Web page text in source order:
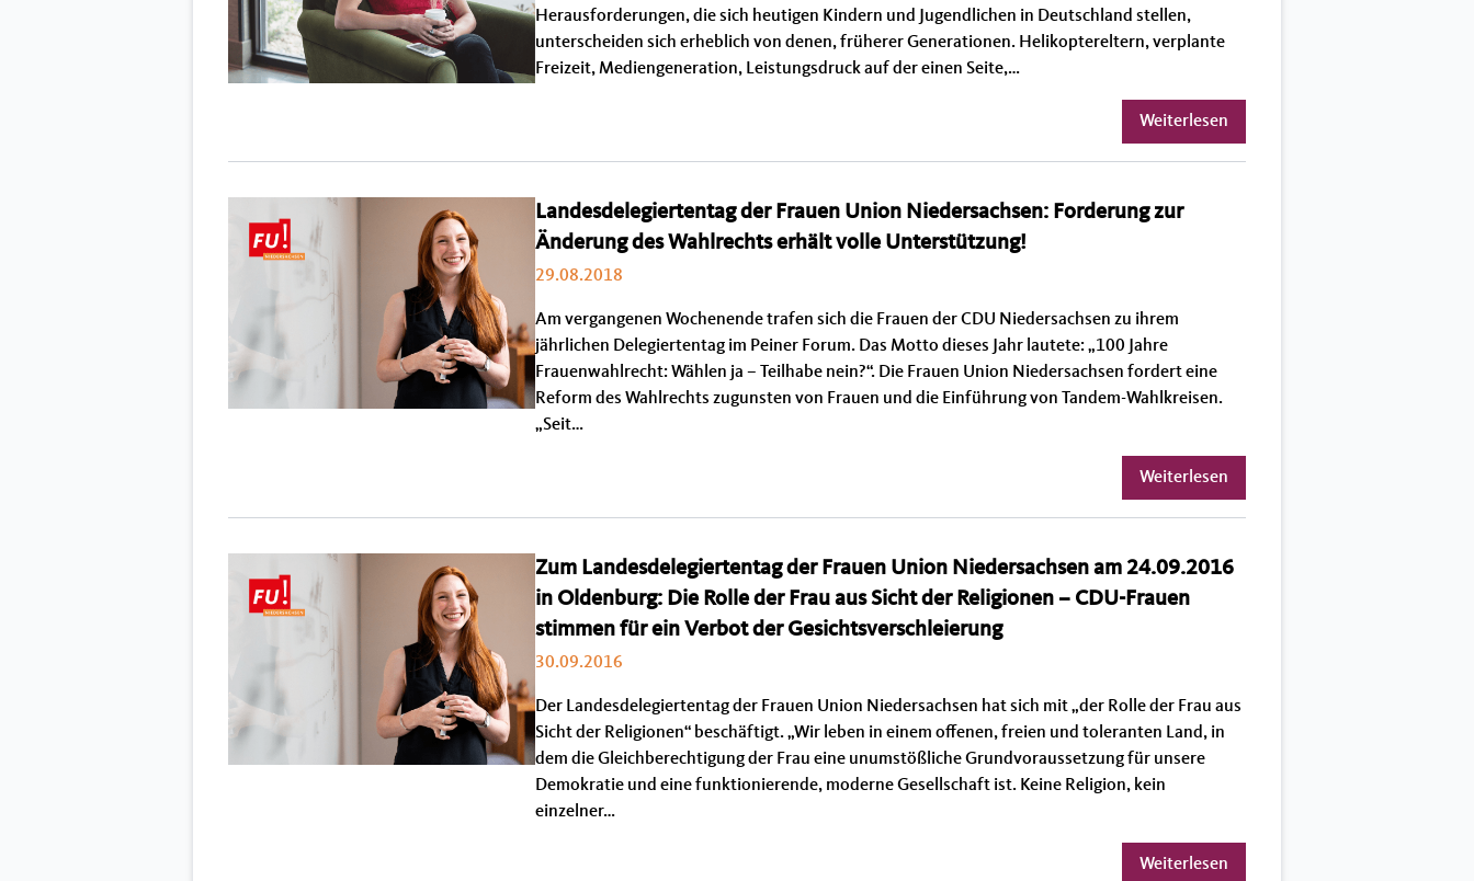
Herausforderungen, die sich heutigen Kindern und Jugendlichen in Deutschland stellen,
unterscheiden sich erheblich von denen, früherer Generationen. Helikoptereltern, verplante
Freizeit, Mediengeneration, Leistungsdruck auf der einen Seite,…
Weiterlesen
Landesdelegiertentag der Frauen Union Niedersachsen: Forderung zur
Änderung des Wahlrechts erhält volle Unterstützung!
29.08.2018
Am vergangenen Wochenende trafen sich die Frauen der CDU Niedersachsen zu ihrem
jährlichen Delegiertentag im Peiner Forum. Das Motto dieses Jahr lautete: „100 Jahre
Frauenwahlrecht: Wählen ja – Teilhabe nein?“. Die Frauen Union Niedersachsen fordert eine
Reform des Wahlrechts zugunsten von Frauen und die Einführung von Tandem-Wahlkreisen.
„Seit…
Weiterlesen
Zum Landesdelegiertentag der Frauen Union Niedersachsen am 24.09.2016
in Oldenburg: Die Rolle der Frau aus Sicht der Religionen – CDU-Frauen
stimmen für ein Verbot der Gesichtsverschleierung
30.09.2016
Der Landesdelegiertentag der Frauen Union Niedersachsen hat sich mit „der Rolle der Frau aus
Sicht der Religionen“ beschäftigt. „Wir leben in einem offenen, freien und toleranten Land, in
dem die Gleichberechtigung der Frau eine unumstößliche Grundvoraussetzung für unsere
Demokratie und eine funktionierende, moderne Gesellschaft ist. Keine Religion, kein
einzelner…
Weiterlesen